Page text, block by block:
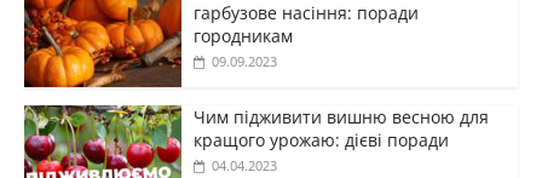
гарбузове насіння: поради
городникам
09.09.2023
Чим підживити вишню весною для
кращого урожаю: дієві поради
04.04.2023